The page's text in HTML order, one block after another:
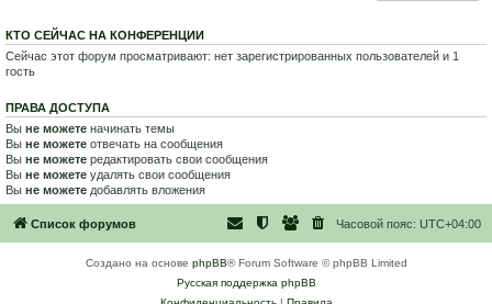
КТО СЕЙЧАС НА КОНФЕРЕНЦИИ
Сейчас этот форум просматривают: нет зарегистрированных пользователей и 1
гость
ПРАВА ДОСТУПА
Вы не можете начинать темы
Вы не можете отвечать на сообщения
Вы не можете редактировать свои сообщения
Вы не можете удалять свои сообщения
Вы не можете добавлять вложения
Список форумов Часовой пояс: UTC+04:00
Создано на основе phpBB® Forum Software © phpBB Limited
Русская поддержка phpBB